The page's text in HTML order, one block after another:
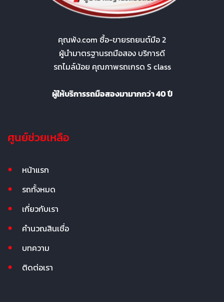
คุณพ้ง.com ซื้อ-ขายรถยนต์มือ 2
ผู้นำมาตรฐานรถมือสอง บริการดี
รถไมล์น้อย คุณภาพรถเกรด S class
ผู้ให้บริการรถมือสองมามากกว่า 40 ปี
ศูนย์ช่วยเหลือ
หน้าแรก
รถทั้งหมด
เกี่ยวกับเรา
คำนวณสินเชื่อ
บทความ
ติดต่อเรา